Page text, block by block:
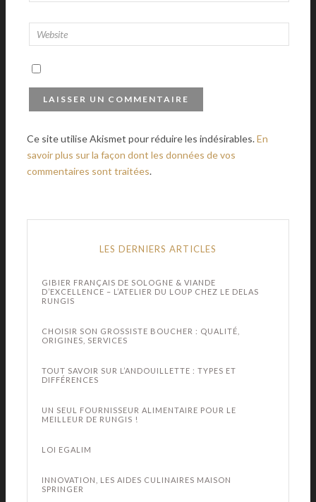
Ce site utilise Akismet pour réduire les indésirables.En
savoir plus sur la façon dont les données de vos
commentaires sont traitées.
LES DERNIERS ARTICLES
GIBIER FRANÇAIS DE SOLOGNE & VIANDE
D’EXCELLENCE – L’ATELIER DU LOUP CHEZ LE DELAS
RUNGIS
CHOISIR SON GROSSISTE BOUCHER : QUALITÉ,
ORIGINES, SERVICES
TOUT SAVOIR SUR L’ANDOUILLETTE : TYPES ET
DIFFÉRENCES
UN SEUL FOURNISSEUR ALIMENTAIRE POUR LE
MEILLEUR DE RUNGIS !
LOI EGALIM
INNOVATION, LES AIDES CULINAIRES MAISON
SPRINGER